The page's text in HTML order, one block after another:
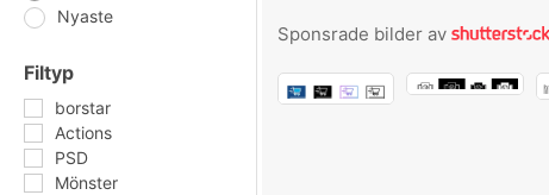
Nyaste
Filtyp
borstar
Actions
PSD
Mönster
Sponsrade bilder av